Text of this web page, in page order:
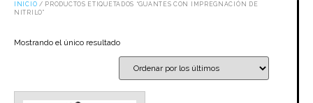
INICIO / PRODUCTOS ETIQUETADOS “GUANTES CON IMPREGNACIÓN DE
NITRILO”
Mostrando el único resultado